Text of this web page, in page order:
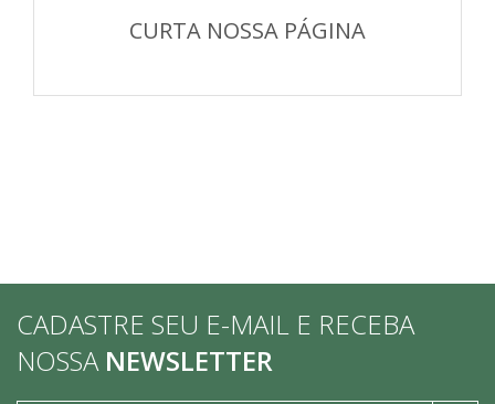
CURTA NOSSA PÁGINA
CADASTRE SEU E-MAIL E RECEBA
NOSSA NEWSLETTER